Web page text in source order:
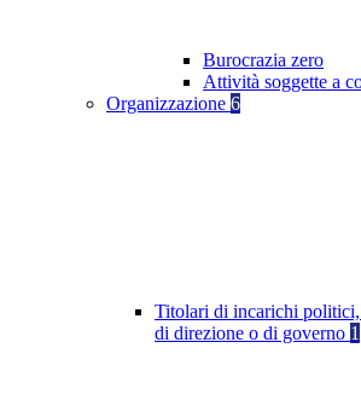
Burocrazia zero
Attività soggette a
Organizzazione 6
Titolari di incarichi
di direzione o di governo 1